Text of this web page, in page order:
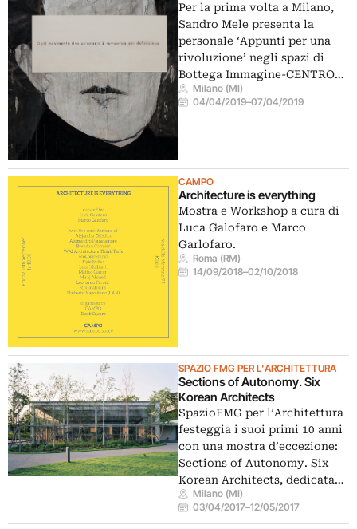
Per la prima volta a Milano,
Sandro Mele presenta la
personale ‘Appunti per una
rivoluzione’ negli spazi di
Bottega Immagine-CENTRO…
Milano (MI)
04/04/2019–07/04/2019
CAMPO
Architecture is everything
Mostra e Workshop a cura di
Luca Galofaro e Marco
Garlofaro.
Roma (RM)
14/09/2018–02/10/2018
SPAZIO FMG PER L'ARCHITETTURA
Sections of Autonomy. Six
Korean Architects
SpazioFMG per l’Architettura
festeggia i suoi primi 10 anni
con una mostra d’eccezione:
Sections of Autonomy. Six
Korean Architects, dedicata…
Milano (MI)
03/04/2017–12/05/2017